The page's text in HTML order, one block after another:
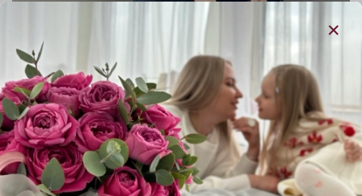
Шляпная коробка с пионовидной розой
Джульетта 2607202544
Цвет
Персиковый
Вид цветов
Кустовая роза
-20%